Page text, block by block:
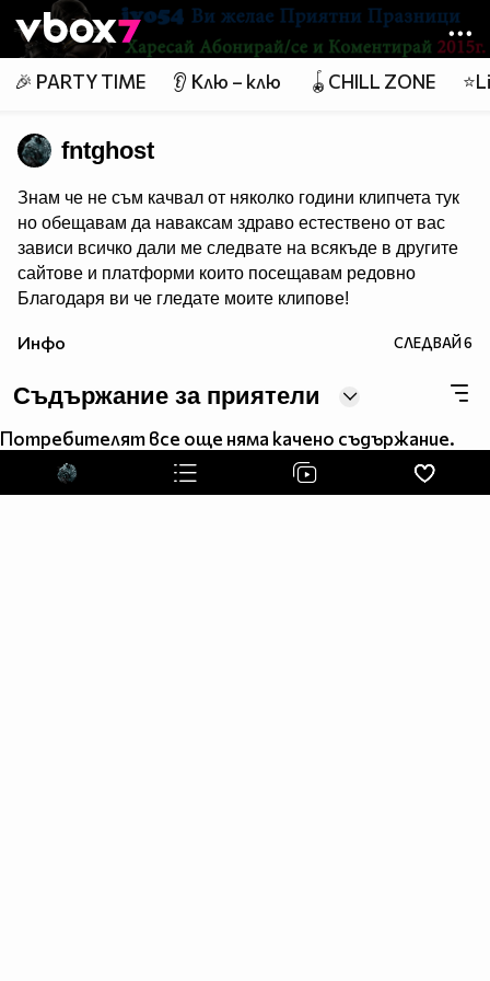
👾
🎉 PARTY TIME 👂 Клю – клю 🪀CHILL ZONE
fntghost
Знам че не съм качвал от няколко години клипчета тук
но обещавам да наваксам здраво естествено от вас
зависи всичко дали ме следвате на всякъде в другите
сайтове и платформи които посещавам редовно
Благодаря ви че гледате моите клипове!
Инфо СЛЕДВАЙ6
Съдържание за приятели
Потребителят все още няма качено съдържание.